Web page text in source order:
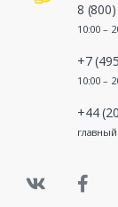
8
10:00 –
+7
10:00 –
+44